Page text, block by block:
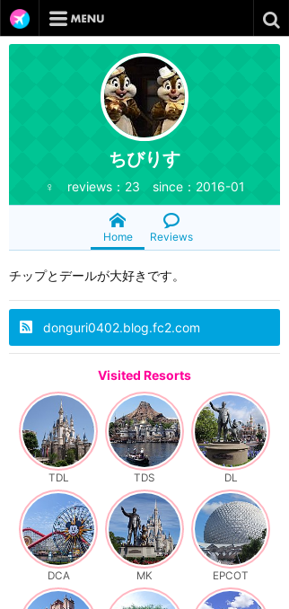
ちびりす
♀ reviews：23 since：2016-01
Home Reviews
チップとデールが大好きです。
donguri0402.blog.fc2.com
Visited Resorts
TDL TDS DL
DCA MK EPCOT